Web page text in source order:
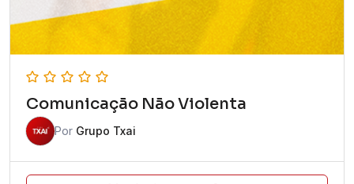
Comunicação Não Violenta
Por Grupo Txai